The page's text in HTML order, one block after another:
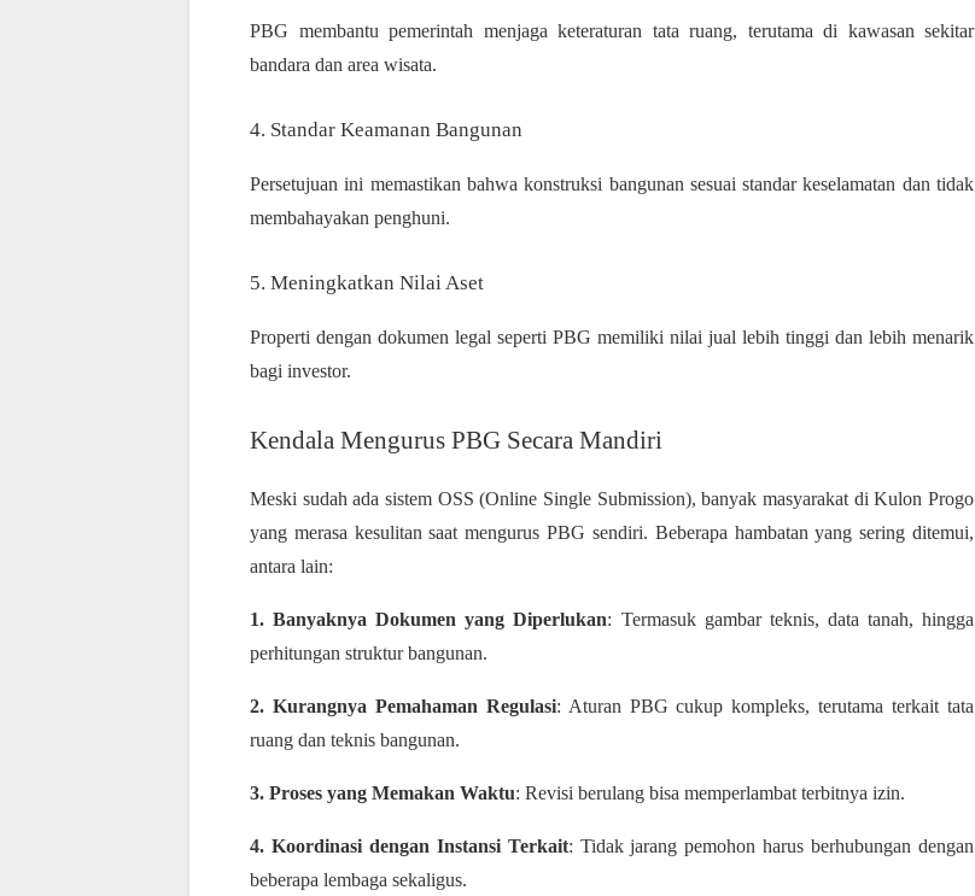
PBG membantu pemerintah menjaga keteraturan tata ruang, terutama di kawasan sekitar
bandara dan area wisata.
4. Standar Keamanan Bangunan
Persetujuan ini memastikan bahwa konstruksi bangunan sesuai standar keselamatan dan tidak
membahayakan penghuni.
5. Meningkatkan Nilai Aset
Properti dengan dokumen legal seperti PBG memiliki nilai jual lebih tinggi dan lebih menarik
bagi investor.
Kendala Mengurus PBG Secara Mandiri
Meski sudah ada sistem OSS (Online Single Submission), banyak masyarakat di Kulon Progo
yang merasa kesulitan saat mengurus PBG sendiri. Beberapa hambatan yang sering ditemui,
antara lain:
1. Banyaknya Dokumen yang Diperlukan: Termasuk gambar teknis, data tanah, hingga
perhitungan struktur bangunan.
2. Kurangnya Pemahaman Regulasi: Aturan PBG cukup kompleks, terutama terkait tata
ruang dan teknis bangunan.
3. Proses yang Memakan Waktu: Revisi berulang bisa memperlambat terbitnya izin.
4. Koordinasi dengan Instansi Terkait: Tidak jarang pemohon harus berhubungan dengan
beberapa lembaga sekaligus.